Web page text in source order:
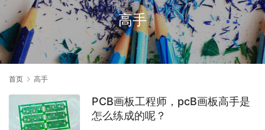
高手
首页 高手
PCB画板工程师，pcB画板高手是
怎么练成的呢？